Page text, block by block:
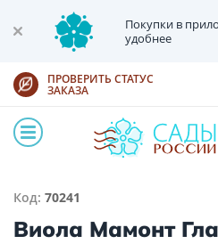
Покупки в
удобнее
ПРОВЕРИТЬ СТАТУС
ЗАКАЗА
Код: 70241
Виола Мамонт